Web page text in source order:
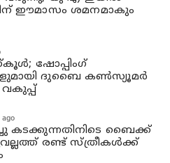
ഈമാസം ശമനമാകും
ഷോപ്പിംഗ്
ദുബൈ കണ്‍സ്യൂമര്‍
വകുപ്പ്
ago
കടക്കുന്നതിനിടെ ബൈക്ക്
രണ്ട് സ്ത്രീകള്‍ക്ക്